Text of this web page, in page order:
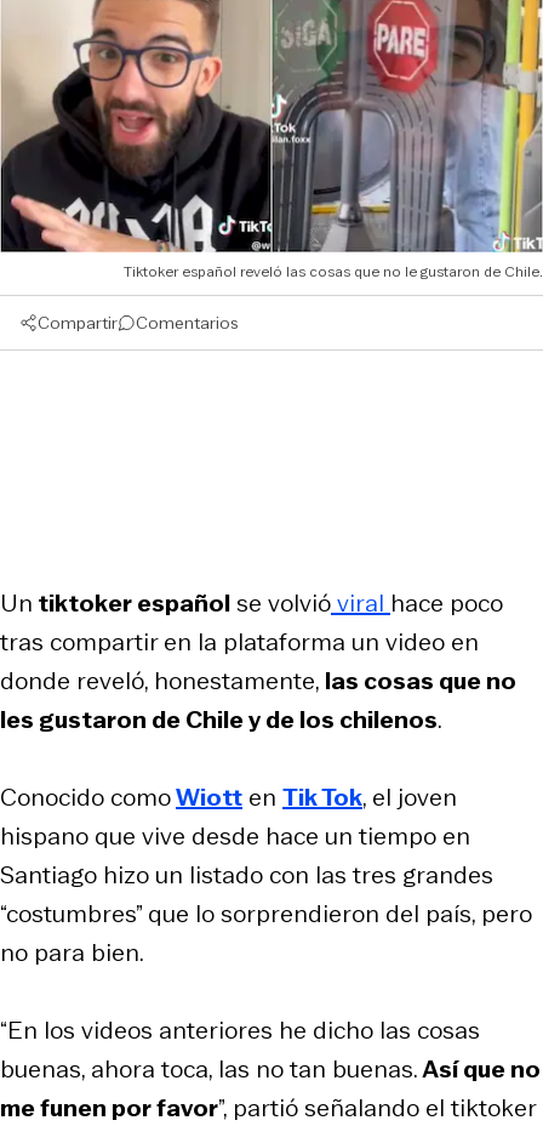
Tiktoker español reveló las cosas que no le gustaron de Chile.
Compartir Comentarios
Un tiktoker españolse volvióviral hace poco
tras compartir en la plataforma un video en
donde reveló, honestamente, las cosas que no
les gustaron de Chile y de los chilenos.
Conocido comoWiott en Tik Tok, el joven
hispano que vive desde hace un tiempo en
Santiago hizo un listado con las tres grandes
“costumbres” que lo sorprendieron del país, pero
no para bien.
“En los videos anteriores he dicho las cosas
buenas, ahora toca, las no tan buenas.Así que no
me funen por favor”, partió señalando el tiktoker